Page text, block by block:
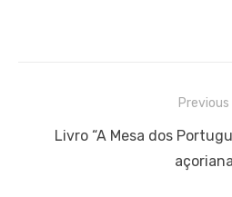
Previous
Previous
Livro “A Mesa dos
açoriana